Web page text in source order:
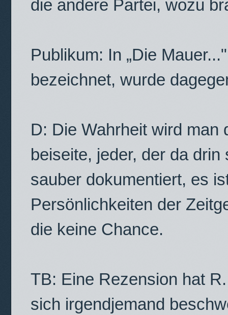
die andere Partei, wozu
Publikum: In „Die
bezeichnet, wurde
D: Die Wahrheit wird
beiseite, jeder, der da
sauber dokumentiert, es
Persönlichkeiten der
die keine Chance.
TB: Eine Rezension hat
sich irgendjemand